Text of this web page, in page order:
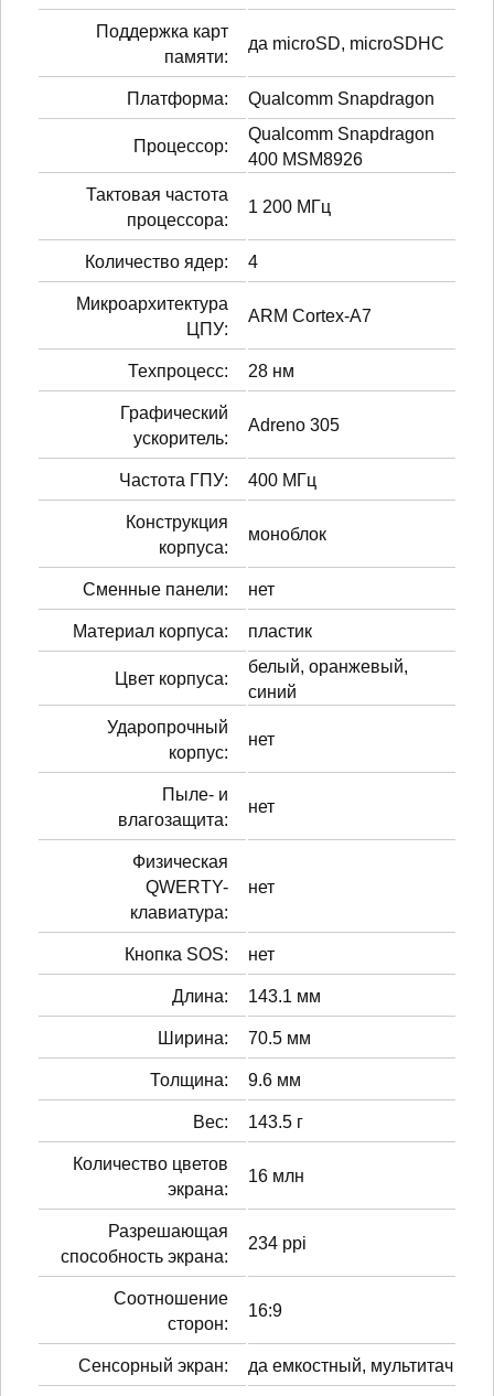
Поддержка карт
памяти:
да microSD, microSDHC
Платформа: Qualcomm Snapdragon
Процессор:
Qualcomm Snapdragon
400 MSM8926
Тактовая частота
процессора:
1 200 МГц
Количество ядер: 4
Микроархитектура
ЦПУ:
ARM Cortex-A7
Техпроцесс: 28 нм
Графический
ускоритель:
Adreno 305
Частота ГПУ: 400 МГц
Конструкция
корпуса:
моноблок
Сменные панели: нет
Материал корпуса: пластик
Цвет корпуса:
белый, оранжевый,
синий
Ударопрочный
корпус:
нет
Пыле- и
влагозащита:
нет
Физическая
QWERTY-
клавиатура:
нет
Кнопка SOS: нет
Длина: 143.1 мм
Ширина: 70.5 мм
Толщина: 9.6 мм
Вес: 143.5 г
Количество цветов
экрана:
16 млн
Разрешающая
способность экрана:
234 ppi
Соотношение
сторон:
16:9
Сенсорный экран: да емкостный, мультитач